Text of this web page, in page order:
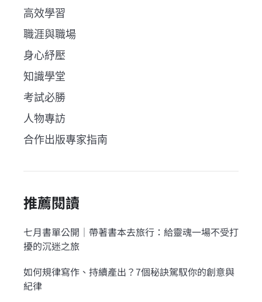
高效學習
職涯與職場
身心紓壓
知識學堂
考試必勝
人物專訪
合作出版專家指南
推薦閱讀
七月書單公開｜帶著書本去旅行：給靈魂一場不受打
擾的沉迷之旅
如何規律寫作、持續產出？7個秘訣駕馭你的創意與
紀律